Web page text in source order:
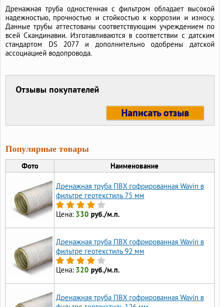
Дренажная труба одностенная с фильтром обладает высокой
надежностью, прочностью и стойкостью к коррозии и износу.
Данные трубы аттестованы соответствующим учреждением по
всей Скандинавии. Изготавливаются в соответствии с датским
стандартом DS 2077 и дополнительно одобрены датской
ассоциацией водопровода.
Отзывы покупателей
Написать отзыв
Популярные товары
Фото Наименование
Дренажная труба ПВХ гофрированная Wavin в
фильтре геотекстиль 75 мм
Цена: 330 руб./м.п.
Дренажная труба ПВХ гофрированная Wavin в
фильтре геотекстиль 92 мм
Цена: 320 руб./м.п.
Дренажная труба ПВХ гофрированная Wavin в